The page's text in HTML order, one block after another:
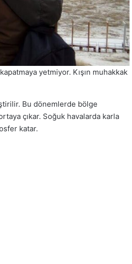
yetmiyor. Kışın muhakkak
Bu dönemlerde bölge
çıkar. Soğuk havalarda karla
katar.